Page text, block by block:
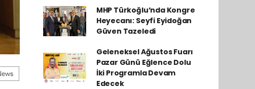
MHP Türkoğlu’nda Kongre
Heyecanı: Seyfi Eyidoğan
Güven Tazeledi
Geleneksel Ağustos Fuarı
Pazar Günü Eğlence Dolu
İki Programla Devam
Edecek